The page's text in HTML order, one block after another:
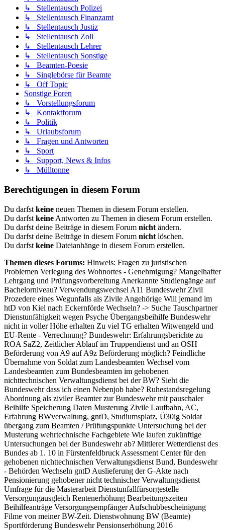
↳ Stellentausch Polizei
↳ Stellentausch Finanzamt
↳ Stellentausch Justiz
↳ Stellentausch Zoll
↳ Stellentausch Lehrer
↳ Stellentausch Sonstige
↳ Beamten-Poesie
↳ Singlebörse für Beamte
↳ Off Topic
Sonstige Foren
↳ Vorstellungsforum
↳ Kontaktforum
↳ Politik
↳ Urlaubsforum
↳ Fragen und Antworten
↳ Sport
↳ Support, News & Infos
↳ Mülltonne
Berechtigungen in diesem Forum
Du darfst keine neuen Themen in diesem Forum erstellen.
Du darfst keine Antworten zu Themen in diesem Forum erstellen.
Du darfst deine Beiträge in diesem Forum nicht ändern.
Du darfst deine Beiträge in diesem Forum nicht löschen.
Du darfst keine Dateianhänge in diesem Forum erstellen.
Themen dieses Forums: Hinweis: Fragen zu juristischen
Problemen Verlegung des Wohnortes - Genehmigung? Mangelhafter
Lehrgang und Prüfungsvorbereitung Anerkannte Studiengänge auf
Bachelorniveau? Verwendungswechsel A11 Bundeswehr Zivil
Prozedere eines Wegunfalls als Zivile Angehörige Will jemand im
htD von Kiel nach Eckernförde Wechseln? -> Suche Tauschpartner
Dienstunfähigkeit wegen Psyche Übergangsbeihilfe Bundeswehr
nicht in voller Höhe erhalten Zu viel TG erhalten Witwengeld und
EU-Rente - Verrechnung? Bundeswehr: Erfahrungsberichte zu
ROA SaZ2, Zeitlicher Ablauf im Truppendienst und an OSH
Beförderung von A9 auf A9z Beförderung möglich? Feindliche
Übernahme von Soldat zum Landesbeamten Wechsel vom
Landesbeamten zum Bundesbeamten im gehobenen
nichttechnischen Verwaltungsdienst bei der BW? Sieht die
Bundeswehr dass ich einen Nebenjob habe? Ruhestandsregelung
Abordnung als ziviler Beamter zur Bundeswehr mit pauschaler
Beihilfe Speicherung Daten Musterung Zivile Laufbahn, AC,
Erfahrung BWverwaltung, gntD, Studiumsplatz, Ü30ig Soldat
übergang zum Beamten / Prüfungspunkte Untersuchung bei der
Musterung wehrtechnische Fachgebiete Wie laufen zukünftige
Untersuchungen bei der Bundeswehr ab? Mittlerer Wetterdienst des
Bundes ab 1. 10 in Fürstenfeldbruck Assessment Center für den
gehobenen nichttechnischen Verwaltungsdienst Bund, Bundeswehr
- Behörden Wechseln gntD Auslieferung der G-Akte nach
Pensionierung gehobener nicht technischer Verwaltungsdienst
Umfrage für die Masterarbeit Dienstunfallfürsorgestelle
Versorgungausgleich Rentenerhöhung Bearbeitungszeiten
Beihilfeanträge Versorgungsempfänger Aufschubbescheinigung
Filme von meiner BW-Zeit. Dienstwohnung BW (Beamte)
Sportförderung Bundeswehr Pensionserhöhung 2016